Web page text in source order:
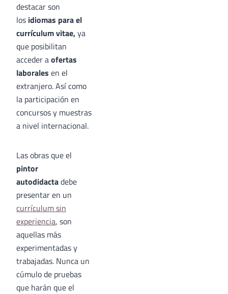
destacar son
los idiomas para el
currículum vitae,ya
que posibilitan
acceder aofertas
laborales en el
extranjero. Así como
la participación en
concursos y muestras
a nivel internacional.
Las obras que el
pintor
autodidactadebe
presentar en un
currículum sin
experiencia, son
aquellas más
experimentadas y
trabajadas. Nunca un
cúmulo de pruebas
que harán que el